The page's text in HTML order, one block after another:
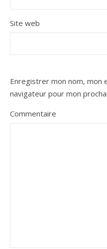
Site web
Enregistrer mon nom, mon
navigateur pour mon
Commentaire